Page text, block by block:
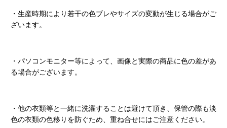
・生産時期により若干の色ブレやサイズの変動が生じる場合がご
ざいます。
・パソコンモニター等によって、画像と実際の商品に色の差があ
る場合がございます。
・他の衣類等と一緒に洗濯することは避けて頂き、保管の際も淡
色の衣類の色移りを防ぐため、重ね合せにはご注意ください。